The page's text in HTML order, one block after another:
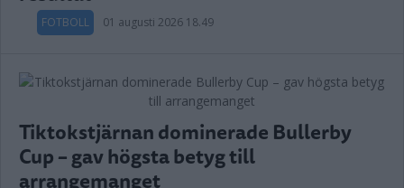
FOTBOLL 01 augusti 2026 18.49
Tiktokstjärnan dominerade Bullerby
Cup – gav högsta betyg till
arrangemanget